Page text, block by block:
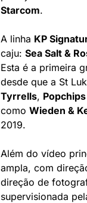
Starcom.
A linha KP
caju: Sea Salt &
Esta é a primeira
Tyrrells, Popchips
como Wieden &
2019.
Além do vídeo
ampla, com
direção de
supervisionada